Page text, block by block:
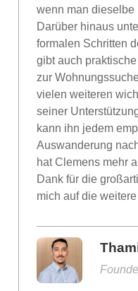
wenn man dieselbe
Darüber hinaus
formalen Schritten
gibt auch
zur
vielen weiteren
seiner
kann ihn jedem
Auswanderung
hat Clemens mehr
Dank für die
mich auf die